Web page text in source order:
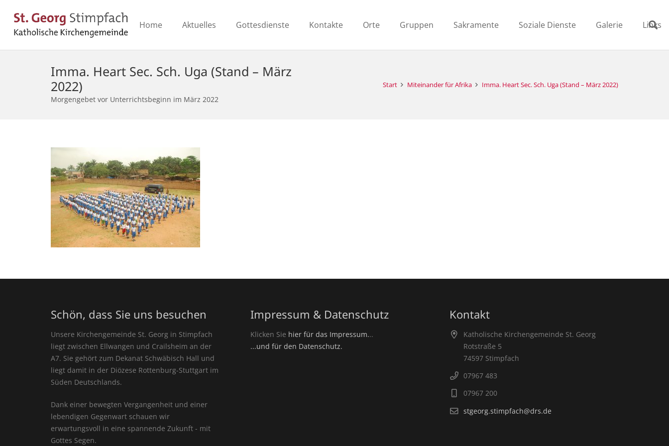
Home Aktuelles Gottesdienste Kontakte Orte Gruppen Sakramente Soziale Dienste Galerie Links
Imma. Heart Sec. Sch. Uga (Stand – März
2022)
Morgengebet vor Unterrichtsbeginn im März 2022
Start Miteinander für Afrika Imma. Heart Sec. Sch. Uga (Stand – März 2022)
Schön, dass Sie uns besuchen
Unsere Kirchengemeinde St. Georg in Stimpfach
liegt zwischen Ellwangen und Crailsheim an der
A7. Sie gehört zum Dekanat Schwäbisch Hall und
liegt damit in der Diözese Rottenburg-Stuttgart im
Süden Deutschlands.
Dank einer bewegten Vergangenheit und einer
lebendigen Gegenwart schauen wir
erwartungsvoll in eine spannende Zukunft - mit
Gottes Segen.
Impressum & Datenschutz
Klicken Sie hier für das Impressum...
...und für den Datenschutz.
Kontakt
Katholische Kirchengemeinde St. Georg
Rotstraße 5
74597 Stimpfach
07967 483
07967 200
stgeorg.stimpfach@drs.de